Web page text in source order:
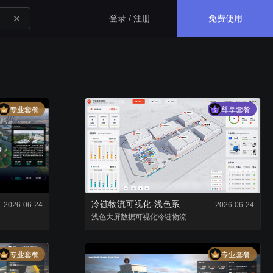
GISBox
一站式三维 GIS 处理工具
斑斑低代码
完全免费的低代码平台
瓦石物联
轻装3D
登录 / 注册 免费使用
专业套餐
2026-06-24
尊享套餐
冷链物流可视化-浅色系
2026-06-24
浅色大屏数据可视化冷链物流
专业套餐 专业套餐